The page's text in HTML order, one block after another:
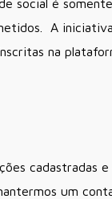
social é
A
na
cadastradas
um